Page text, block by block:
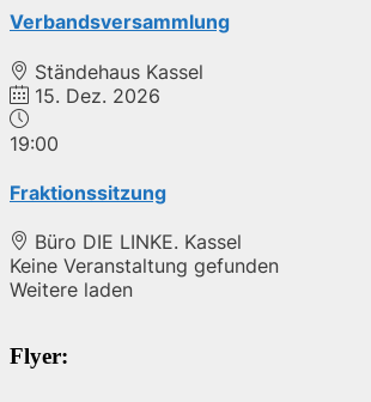
Verbandsversammlung
Ständehaus Kassel
15. Dez. 2026
19:00
Fraktionssitzung
Büro DIE LINKE. Kassel
Keine Veranstaltung gefunden
Weitere laden
Flyer: